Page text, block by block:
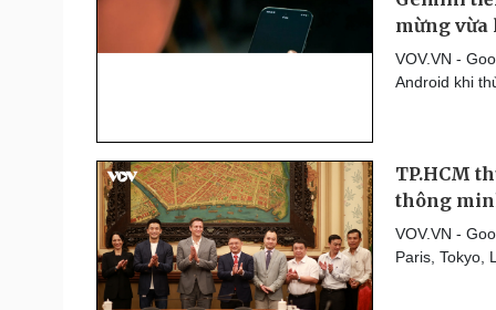
mừng vừa
VOV.VN -
Android khi
TP.HCM
thông
VOV.VN -
Paris, Tokyo,